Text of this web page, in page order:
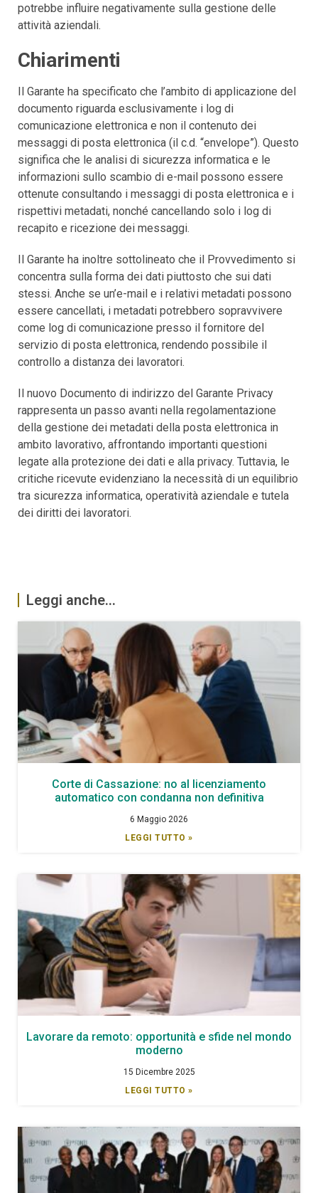
potrebbe influire negativamente sulla gestione delle
attività aziendali.
Chiarimenti
Il Garante ha specificato che l’ambito di applicazione del
documento riguarda esclusivamente i log di
comunicazione elettronica e non il contenuto dei
messaggi di posta elettronica (il c.d. “envelope”). Questo
significa che le analisi di sicurezza informatica e le
informazioni sullo scambio di e-mail possono essere
ottenute consultando i messaggi di posta elettronica e i
rispettivi metadati, nonché cancellando solo i log di
recapito e ricezione dei messaggi.
Il Garante ha inoltre sottolineato che il Provvedimento si
concentra sulla forma dei dati piuttosto che sui dati
stessi. Anche se un’e-mail e i relativi metadati possono
essere cancellati, i metadati potrebbero sopravvivere
come log di comunicazione presso il fornitore del
servizio di posta elettronica, rendendo possibile il
controllo a distanza dei lavoratori.
Il nuovo Documento di indirizzo del Garante Privacy
rappresenta un passo avanti nella regolamentazione
della gestione dei metadati della posta elettronica in
ambito lavorativo, affrontando importanti questioni
legate alla protezione dei dati e alla privacy. Tuttavia, le
critiche ricevute evidenziano la necessità di un equilibrio
tra sicurezza informatica, operatività aziendale e tutela
dei diritti dei lavoratori.
Leggi anche...
Corte di Cassazione: no al licenziamento
automatico con condanna non definitiva
6 Maggio 2026
LEGGI TUTTO »
Lavorare da remoto: opportunità e sfide nel mondo
moderno
15 Dicembre 2025
LEGGI TUTTO »